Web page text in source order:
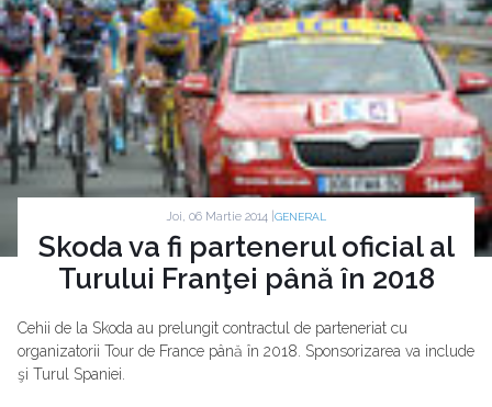
Joi, 06 Martie 2014 | GENERAL
Skoda va fi partenerul oficial al
Turului Franţei până în 2018
Cehii de la Skoda au prelungit contractul de parteneriat cu
organizatorii Tour de France până în 2018. Sponsorizarea va include
şi Turul Spaniei.